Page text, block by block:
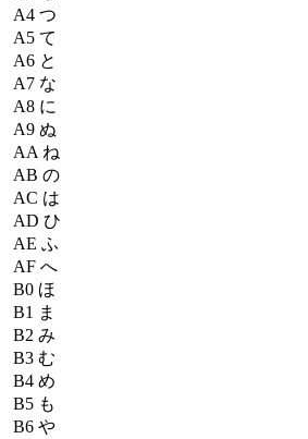
A4 つ
A5 て
A6 と
A7 な
A8 に
A9 ぬ
AA ね
AB の
AC は
AD ひ
AE ふ
AF へ
B0 ほ
B1 ま
B2 み
B3 む
B4 め
B5 も
B6 や